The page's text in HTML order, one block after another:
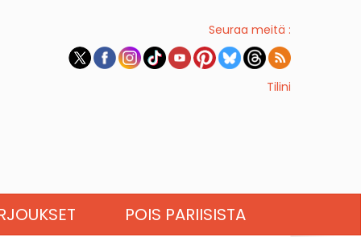
Seuraa meitä :
Tilini
POIS PARIISISTA